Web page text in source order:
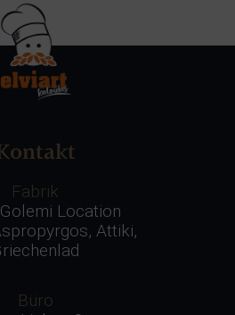
Fabrik
Location
Attiki,
Büro